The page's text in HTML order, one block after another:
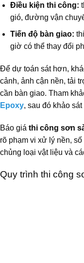
Điều kiện thi công:
gió, đường vận
Tiến độ bàn giao:
giờ có thể thay đổi
Để dự toán sát hơn,
cảnh, ảnh cận nền, tải
cần bàn giao. Tham
Epoxy, sau đó khảo
Báo giá thi công sơn
rõ phạm vi xử lý nền,
chủng loại vật liệu và
Quy trình thi công